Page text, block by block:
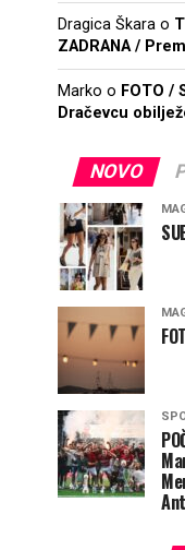
Dragica Škara o
ZADRANA /
Marko o FOTO /
Dračevcu
NOVO